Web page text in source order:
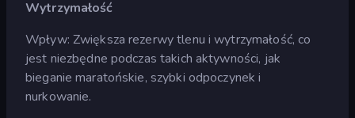
Wytrzymałość
Wpływ: Zwiększa rezerwy tlenu i wytrzymałość, co
jest niezbędne podczas takich aktywności, jak
bieganie maratońskie, szybki odpoczynek i
nurkowanie.